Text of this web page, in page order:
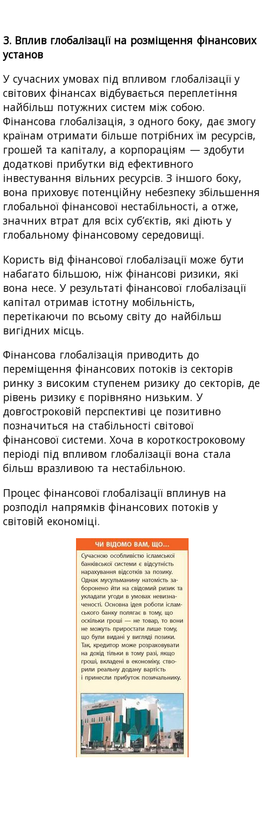
3. Вплив глобалізації на розміщення фінансових
установ
У сучасних умовах під впливом глобалізації у
світових фінансах відбувається переплетіння
найбільш потужних систем між собою.
Фінансова глобалізація, з одного боку, дає змогу
країнам отримати більше потрібних їм ресурсів,
грошей та капіталу, а корпораціям — здобути
додаткові прибутки від ефективного
інвестування вільних ресурсів. З іншого боку,
вона приховує потенційну небезпеку збільшення
глобальної фінансової нестабільності, а отже,
значних втрат для всіх суб’єктів, які діють у
глобальному фінансовому середовищі.
Користь від фінансової глобалізації може бути
набагато більшою, ніж фінансові ризики, які
вона несе. У результаті фінансової глобалізації
капітал отримав істотну мобільність,
перетікаючи по всьому світу до найбільш
вигідних місць.
Фінансова глобалізація приводить до
переміщення фінансових потоків із секторів
ринку з високим ступенем ризику до секторів, де
рівень ризику є порівняно низьким. У
довгостроковій перспективі це позитивно
позначиться на стабільності світової
фінансової системи. Хоча в короткостроковому
періоді під впливом глобалізації вона стала
більш вразливою та нестабільною.
Процес фінансової глобалізації вплинув на
розподіл напрямків фінансових потоків у
світовій економіці.